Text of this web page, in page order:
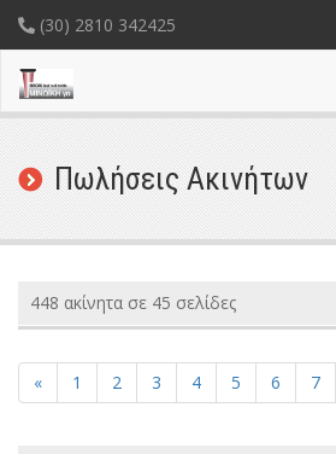
(30) 2810 342425
Πωλήσεις Ακινήτων
448 ακίνητα σε 45 σελίδες
« 1 2 3 4 5 6 7